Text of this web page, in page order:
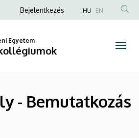
Anonim
fiók
menüje
Bejelentkezés HU EN
Egyetem
- Bemutatkozás